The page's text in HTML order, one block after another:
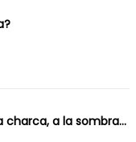
charca, a la sombra…